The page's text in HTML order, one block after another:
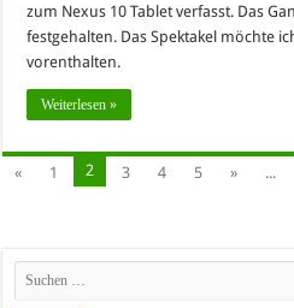
zum Nexus 10 Tablet verfasst. Das
festgehalten. Das Spektakel möchte
vorenthalten.
Weiterlesen »
« 1 2 3 4 5 » ...